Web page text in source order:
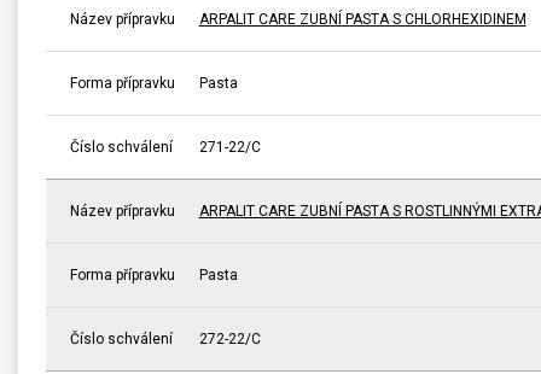
Název přípravku ARPALIT CARE ZUBNÍ PASTA S CHLORHEXIDINEM
Forma přípravku Pasta
Číslo schválení 271-22/C
Název přípravku ARPALIT CARE ZUBNÍ PASTA S ROSTLINNÝMI
Forma přípravku Pasta
Číslo schválení 272-22/C